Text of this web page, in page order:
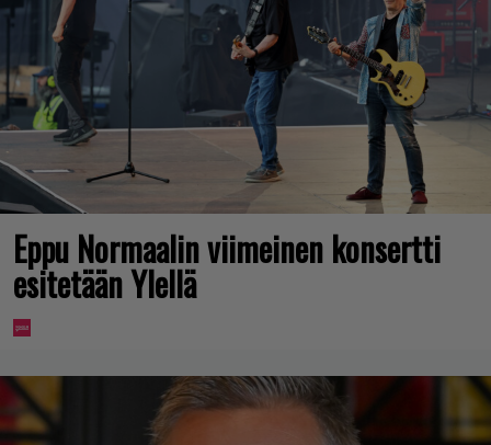
Eppu Normaalin viimeinen konsertti
esitetään Ylellä